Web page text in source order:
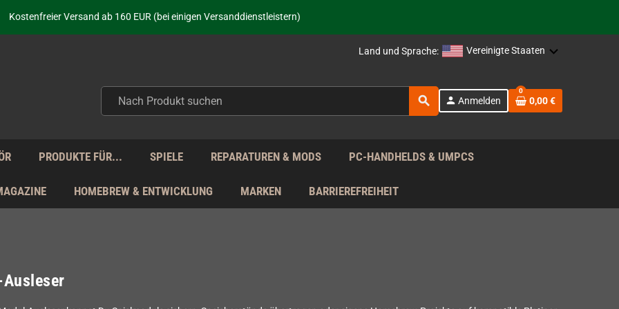
Kostenfreier Versand ab 160 EUR (bei einigen Versanddienstleistern)
Seit über 20 Jahren Deine Anlaufstelle für neue Retro-Hardware!
Täglicher Versand Mo - Fr aus Deutschland - zollfrei innerhalb der EU!
Land und Sprache: Vereinigte Staaten
search person Anmelden
0
0,00 €
PRODUKTE FÜR... SPIELE REPARATUREN & MODS PC-HANDHELDS & UMPCS
HOMEBREW & ENTWICKLUNG MARKEN BARRIEREFREIHEIT